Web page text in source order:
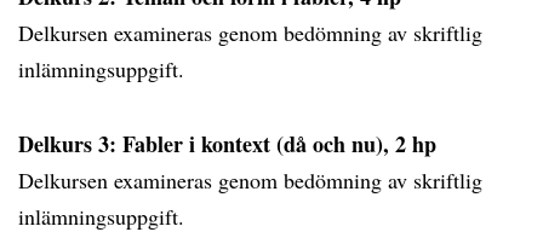
Delkursen examineras genom bedömning av skriftlig
inlämningsuppgift.
Delkurs 3: Fabler i kontext (då och nu), 2 hp
Delkursen examineras genom bedömning av skriftlig
inlämningsuppgift.